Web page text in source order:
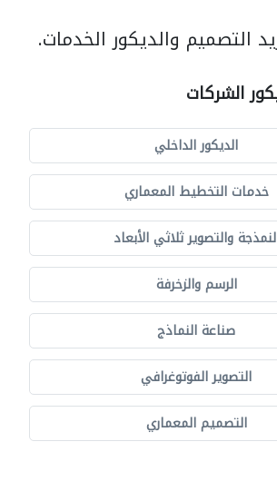
التصميم والديكور الخدمات.
الشركات
الديكور الداخلي
خدمات التخطيط المعماري
والتصوير ثلاثي الأبعاد
الرسم والزخرفة
صناعة النماذج
التصوير الفوتوغرافي
التصميم المعماري